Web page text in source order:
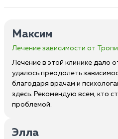
Максим
Лечение зависимости от
Лечение в этой клинике дало
удалось преодолеть
благодаря врачам и
здесь. Рекомендую всем, кто
проблемой.
Элла